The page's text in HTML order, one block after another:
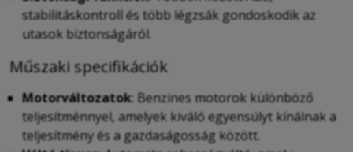
stabilitáskontroll és több légzsák gondoskodik az
utasok biztonságáról.
Műszaki specifikációk
Motorváltozatok: Benzines motorok különböző
teljesítménnyel, amelyek kiváló egyensúlyt kínálnak a
teljesítmény és a gazdaságosság között.